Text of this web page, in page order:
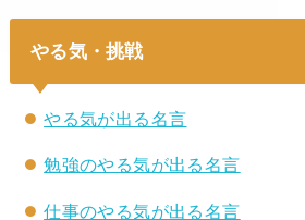
やる気・挑戦
やる気が出る名言
勉強のやる気が出る名言
仕事のやる気が出る名言